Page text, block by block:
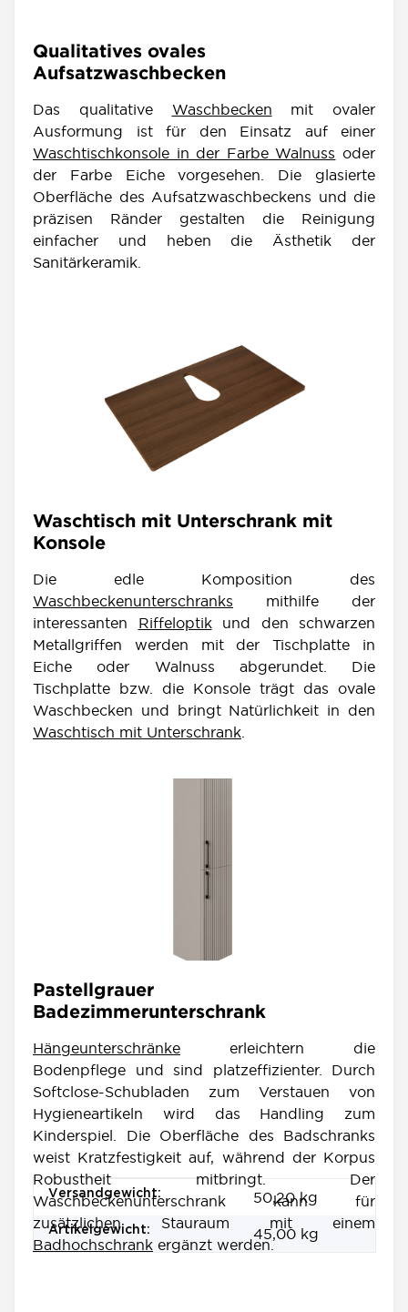
Qualitatives ovales
Aufsatzwaschbecken
Das qualitative Waschbecken mit ovaler
Ausformung ist für den Einsatz auf einer
Waschtischkonsole in der Farbe Walnuss oder
der Farbe Eiche vorgesehen. Die glasierte
Oberfläche des Aufsatzwaschbeckens und die
präzisen Ränder gestalten die Reinigung
einfacher und heben die Ästhetik der
Sanitärkeramik.
Waschtisch mit Unterschrank mit
Konsole
Die edle Komposition des
Waschbeckenunterschranks mithilfe der
interessanten Riffeloptikund den schwarzen
Metallgriffen werden mit der Tischplatte in
Eiche oder Walnuss abgerundet. Die
Tischplatte bzw. die Konsole trägt das ovale
Waschbecken und bringt Natürlichkeit in den
Waschtisch mit Unterschrank
Pastellgrauer
Badezimmerunterschrank
Hängeunterschränke erleichtern die
Bodenpflege und sind platzeffizienter. Durch
Softclose-Schubladen zum Verstauen von
Hygieneartikeln wird das Handling zum
Kinderspiel. Die Oberfläche des Badschranks
weist Kratzfestigkeit auf, während der Korpus
Robustheit mitbringt. Der
Waschbeckenunterschrank kann für
zusätzlichen Stauraum mit einem
Badhochschrank ergänzt werden.
Produkteigenschaft
Wert
Versandgewicht: 50,20 kg
Artikelgewicht: 45,00 kg